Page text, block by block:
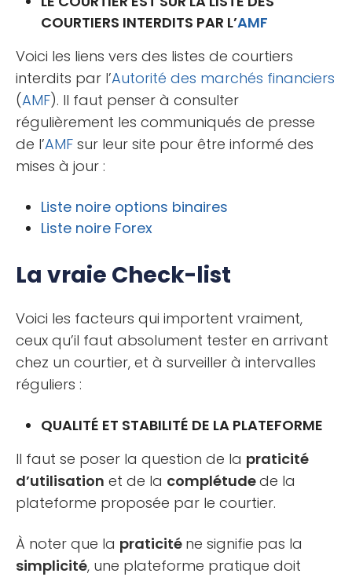
COURTIERS INTERDITS PAR L’AMF
Voici les liens vers des listes de courtiers
interdits par l’Autorité des marchés financiers
(AMF). Il faut penser à consulter
régulièrement les communiqués de presse
de l’AMF sur leur site pour être informé des
mises à jour :
Liste noire options binaires
Liste noire Forex
La vraie Check-list
Voici les facteurs qui importent vraiment,
ceux qu’il faut absolument tester en arrivant
chez un courtier, et à surveiller à intervalles
réguliers :
QUALITÉ ET STABILITÉ DE LA PLATEFORME
Il faut se poser la question de la praticité
d’utilisation et de la complétudede la
plateforme proposée par le courtier.
À noter que la praticité ne signifie pas la
simplicité, une plateforme pratique doit